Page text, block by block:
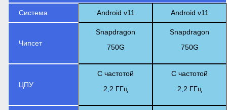
Система Android v11 Android v11
Чипсет
Snapdragon
750G
Snapdragon
750G
ЦПУ
С частотой
2,2 ГГц
С частотой
2,2 ГГц